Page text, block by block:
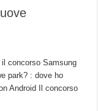
concorso Samsung
park? : dove ho
Android Il concorso